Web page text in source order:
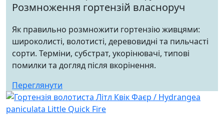
Розмноження гортензій власноруч
Як правильно розмножити гортензію живцями:
широколисті, волотисті, деревовидні та пильчасті
сорти. Терміни, субстрат, укорінювачі, типові
помилки та догляд після вкорінення.
Переглянути